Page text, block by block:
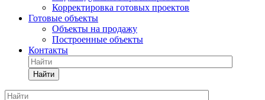
Корректировка готовых проектов
Готовые объекты
Объекты на продажу
Построенные объекты
Контакты
Найти